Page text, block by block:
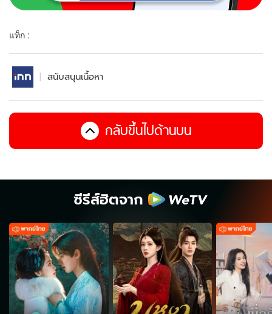
แท็ก :
สนับสนุนเนื้อหา
กลับขึ้นไปด้านบน
ซีรีส์ฮิตจาก